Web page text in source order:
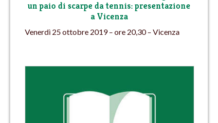
un paio di scarpe da tennis: presentazione
a Vicenza
Venerdì 25 ottobre 2019 – ore 20,30 – Vicenza